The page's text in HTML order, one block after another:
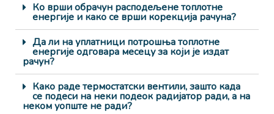
Ко врши обрачун расподељене топлотне
енергије и како се врши корекција рачуна?
Да ли на уплатници потрошња топлотне
енергије одговара месецу за који је издат
рачун?
Како раде термостатски вентили, зашто када
се подеси на неки подеок радијатор ради, а на
неком уопште не ради?